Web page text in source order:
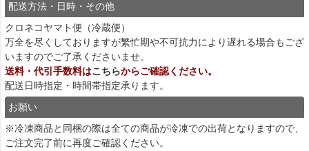
配送方法・日時・その他
クロネコヤマト便（冷蔵便）
万全を尽くしておりますが繁忙期や不可抗力により遅れる場合もござ
いますのでご了承くださいませ。
送料・代引手数料はこちらからご確認ください。
配送日時指定・時間帯指定承ります。
お願い
※冷凍商品と同梱の際は全ての商品が冷凍での出荷となりますので、
ご注文完了前に再度ご確認ください。